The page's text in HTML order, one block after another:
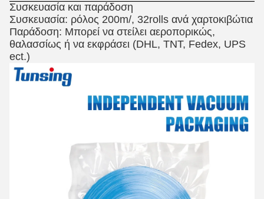
Συσκευασία και παράδοση
Συσκευασία: ρόλος 200m/, 32rolls ανά χαρτοκιβώτια
Παράδοση: Μπορεί να στείλει αεροπορικώς,
θαλασσίως ή να εκφράσει (DHL, TNT, Fedex, UPS
ect.)